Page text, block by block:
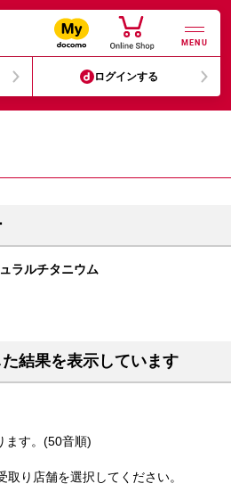
MENU
ログインする
ラルチタニウム
結果を表示しています
ます。(50音順)
り店舗を選択してください。